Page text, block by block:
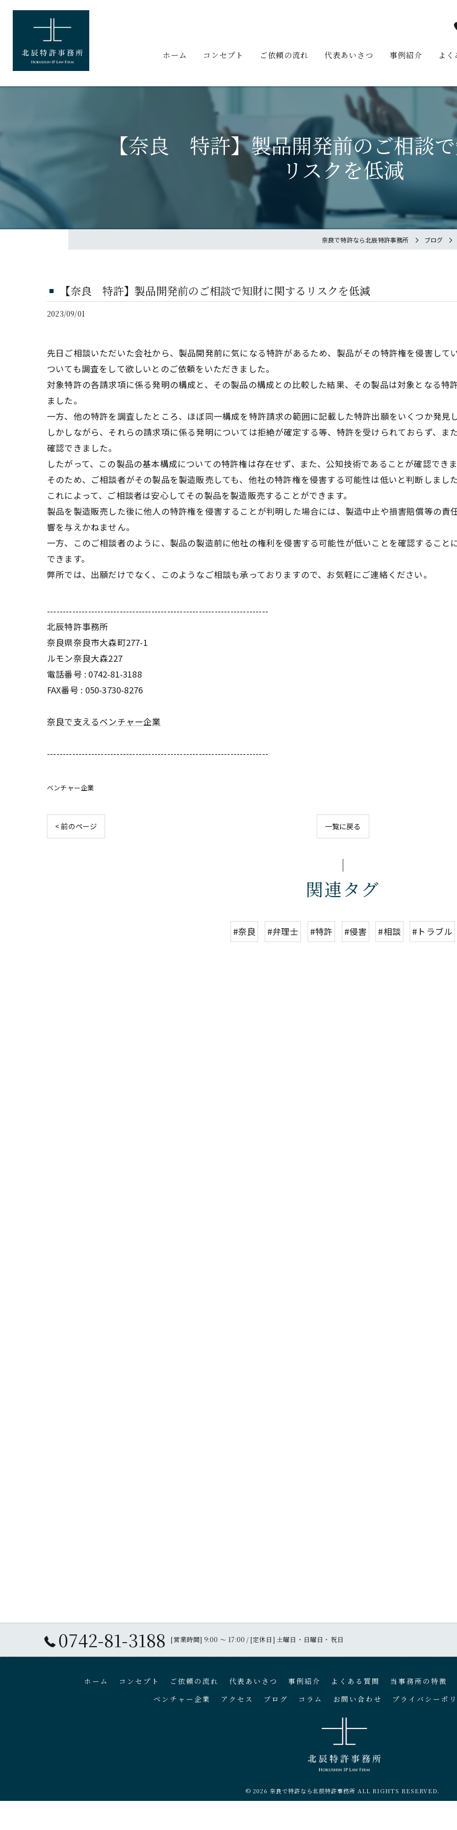
ホーム コンセプト ご依頼の流れ 代表あいさつ 事例紹介 よ
【奈良 特許】製品開発前のご相談
リスクを低減
奈良で特許なら北辰特許事務所 ブログ
【奈良 特許】製品開発前のご相談で知財に関するリスクを低減
2023/09/01
先日ご相談いただいた会社から、製品開発前に気になる特許があるため、製品がその特許権を侵害して
ついても調査をして欲しいとのご依頼をいただきました。
対象特許の各請求項に係る発明の構成と、その製品の構成との比較した結果、その製品は対象となる特
ました。
一方、他の特許を調査したところ、ほぼ同一構成を特許請求の範囲に記載した特許出願をいくつか発見し
しかしながら、それらの請求項に係る発明については拒絶が確定する等、特許を受けられておらず、ま
確認できました。
したがって、この製品の基本構成についての特許権は存在せず、また、公知技術であることが確認できま
そのため、ご相談者がその製品を製造販売しても、他社の特許権を侵害する可能性は低いと判断しました
これによって、ご相談者は安心してその製品を製造販売することができます。
製品を製造販売した後に他人の特許権を侵害することが判明した場合には、製造中止や損害賠償等の責
響を与えかねません。
一方、このご相談者のように、製品の製造前に他社の権利を侵害する可能性が低いことを確認すること
できます。
弊所では、出願だけでなく、このようなご相談も承っておりますので、お気軽にご連絡ください。
----------------------------------------------------------------------
北辰特許事務所
奈良県奈良市大森町277-1
ルモン奈良大森227
電話番号 : 0742-81-3188
FAX番号 : 050-3730-8276
奈良で支えるベンチャー企業
----------------------------------------------------------------------
ベンチャー企業
< 前のページ 一覧に戻る
関連タグ
#奈良 #弁理士 #特許 #侵害 #相談 #トラブル
0742-81-3188 [営業時間] 9:00 〜 17:00 / [定休日] 土曜日・日曜日・祝日
ホーム コンセプト ご依頼の流れ 代表あいさつ 事例紹介 よくある質問 当事務所の特徴
ベンチャー企業
アクセス ブログ コラム お問い合わせ プライバシーポ
© 2026 奈良で特許なら北辰特許事務所 ALL RIGHTS RESERVED.